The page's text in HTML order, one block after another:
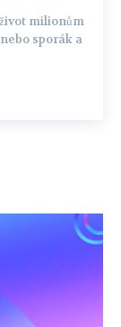
milionům
sporák a